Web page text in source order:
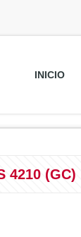
INICIO
4210 (GC)